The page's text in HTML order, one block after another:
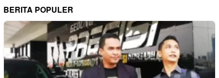
BERITA POPULER